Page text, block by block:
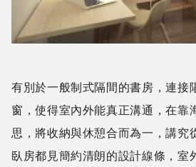
有別於一般制式隔間的書房，連接
窗，使得室內外能真正溝通，在靠
思，將收納與休憩合而為一，講究
臥房都見簡約清朗的設計線條，室